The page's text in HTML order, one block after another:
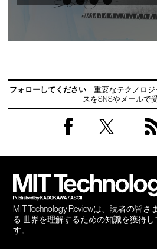
フォローしてください
重要なテクノロ
スをSNSやメールで
MIT Technology Reviewは、読者の皆
る 世界を理解するための知識を獲得
す。